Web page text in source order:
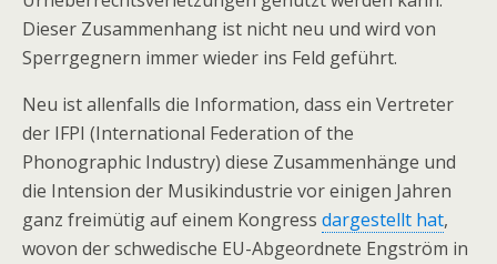
Dieser Zusammenhang ist nicht neu und wird von
Sperrgegnern immer wieder ins Feld geführt.
Neu ist allenfalls die Information, dass ein Vertreter
der IFPI (International Federation of the
Phonographic Industry) diese Zusammenhänge und
die Intension der Musikindustrie vor einigen Jahren
ganz freimütig auf einem Kongress dargestellt hat,
wovon der schwedische EU-Abgeordnete Engström in